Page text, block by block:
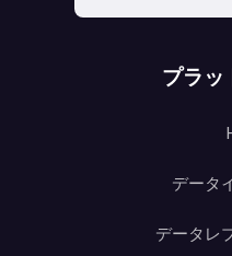
プラッ
データ
データレ